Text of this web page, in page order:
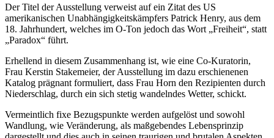
Der Titel der Ausstellung verweist auf ein Zitat des US
amerikanischen Unabhängigkeitskämpfers Patrick Henry, aus dem
18. Jahrhundert, welches im O-Ton jedoch das Wort „Freiheit“, statt
„Paradox“ führt.
Erhellend in diesem Zusammenhang ist, wie eine Co-Kuratorin,
Frau Kerstin Stakemeier, der Ausstellung im dazu erschienenen
Katalog prägnant formuliert, dass Frau Horn den Rezipienten durch
Niederschlag, durch ein sich stetig wandelndes Wetter, schickt.
Vermeintlich fixe Bezugspunkte werden aufgelöst und sowohl
Wandlung, wie Veränderung, als maßgebendes Lebensprinzip